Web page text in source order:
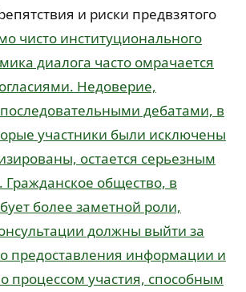
и риски предвзятого
чисто институционального
диалога часто омрачается
Недоверие,
дебатами, в
участники были исключены
остается серьезным
Гражданское общество, в
более заметной роли,
должны выйти за
предоставления информации и
процессом участия, способным